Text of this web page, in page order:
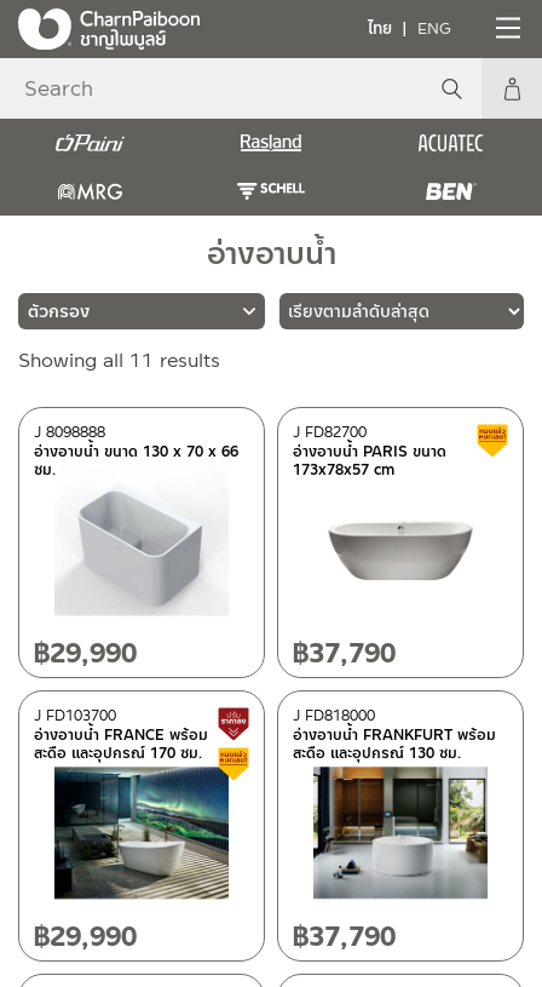
ไทย ENG
อ่างอาบน้ำ
แบรนด์
RASLAND (11)
ประเภท
อ่างอาบน้ำลอยตั้งพื้น
อาคิลิค/ไฟเบอร์กลาส
สี
ขาว(11)
หมวดสินค้า
Rasland-Ware(11)
Showing all 11 results
latest
อ่างอาบน้ำ ขนาด 130 x 70 x 66
ซม.
J 8098888
฿29,990
อ่างอาบน้ำ PARIS ขนาด
173x78x57 cm
J FD82700
฿37,790
อ่างอาบน้ำ FRANCE พร้อม
สะดือ และอุปกรณ์ 170 ซม.
J FD103700 สินค้าปรับราคาลดลง
สินค้าลดราคา เคลียร์สต็อก
฿29,990
อ่างอาบน้ำ FRANKFURT พร้อม
สะดือ และอุปกรณ์ 130 ซม.
J FD818000
฿37,790